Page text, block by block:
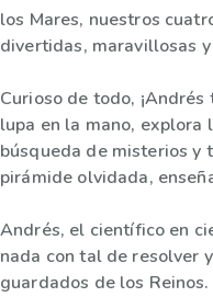
los Mares, nuestros
divertidas, maravillosas
Curioso de todo,
lupa en la mano, explora
búsqueda de misterios y
pirámide olvidada,
Andrés, el científico en
nada con tal de resolver
guardados de los Reinos.